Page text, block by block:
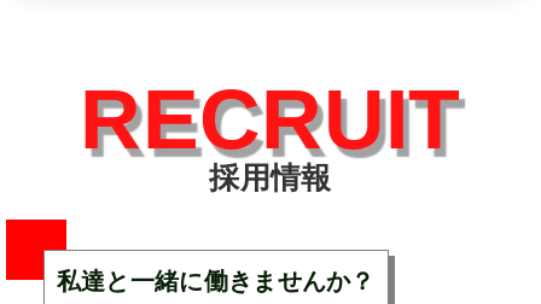
採用情報
RECRUIT
私達と一緒に働きませんか？